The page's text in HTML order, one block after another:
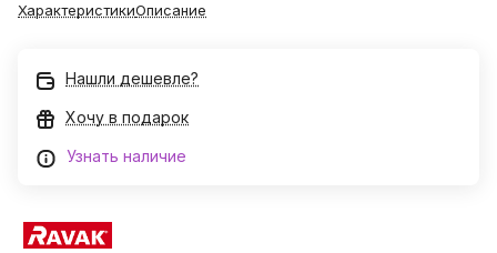
ХарактеристикиОписание
Нашли дешевле?
Хочу в подарок
Узнать наличие